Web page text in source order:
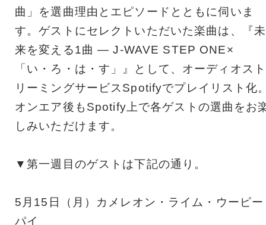
曲」を選曲理由とエピソードとともに伺いま
す。ゲストにセレクトいただいた楽曲は、『未
来を変える1曲 ― J-WAVE STEP ONE×
「い・ろ・は・す」』として、オーディオスト
リーミングサービスSpotifyでプレイリスト化
オンエア後もSpotify上で各ゲストの選曲をお
しみいただけます。
▼第一週目のゲストは下記の通り。
5月15日（月）カメレオン・ライム・ウーピー
パイ